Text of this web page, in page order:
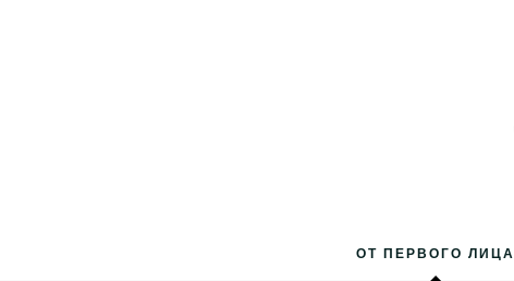
ОТ ПЕРВОГО ЛИЦА